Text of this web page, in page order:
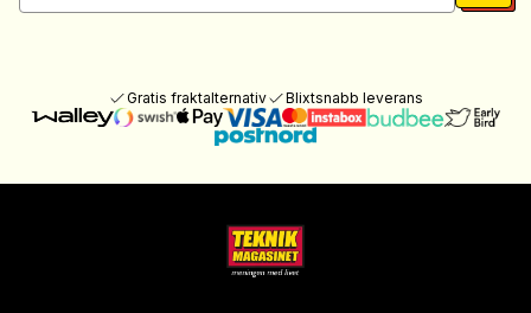
Gratis fraktalternativ Blixtsnabb leverans